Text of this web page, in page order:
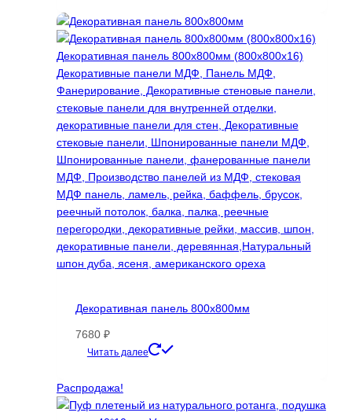
1302 ₽.
Декоративная панель 800х800мм
7680 ₽
Читать далее
несколько
Распродажа!